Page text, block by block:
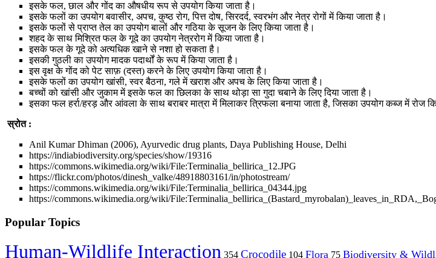
इसके फल, छाल और गोंद का औषधीय रूप से उपयोग किया जाता है।
इसके फलों का उपयोग बवासीर, अपच, कुष्ठ रोग, पित्त दोष, सिरदर्द, स्वरभंग और नेत्र रोगों में किया जाता है।
इसके फलों से प्राप्त तेल का उपयोग बालों और गठिया के सूजन के लिए किया जाता है।
शहद के साथ मिश्रित फल के गूदे का उपयोग नेत्ररोग में किया जाता है।
इसके फल के गूदे को अत्यधिक खाने से नशा हो सकता है।
इसकी गुठली का उपयोग मादक पदार्थों के रूप में किया जाता है।
इस वृक्ष के गोंद को पेट साफ़ (दस्त) करने के लिए उपयोग किया जाता है।
इसके फलों का उपयोग खांसी, स्वर बैठना, गले में खराश और अपच के लिए किया जाता है।
बच्चों को खांसी और जुकाम में इसके फल का छिलका के साथ थोड़ा सा गुदा चबाने के लिए दिया जाता है।
इसका फल हर्रा/हरड़ और आंवला के साथ बराबर मात्रा में मिलाकर त्रिफला बनाया जाता है, जिसका उपयोग कब्ज में रोज
स्रोत :
Anil Kumar Dhiman (2006), Ayurvedic drug plants, Daya Publishing House, Delhi
https://indiabiodiversity.org/species/show/19316
https://commons.wikimedia.org/wiki/File:Terminalia_bellirica_12.JPG
https://flickr.com/photos/dinesh_valke/48918803161/in/photostream/
https://commons.wikimedia.org/wiki/File:Terminalia_bellirica_04344.jpg
https://commons.wikimedia.org/wiki/
Popular Topics
Human-Wildlife Interaction 354 Crocodile 104 Flora 75 Biodiversity &